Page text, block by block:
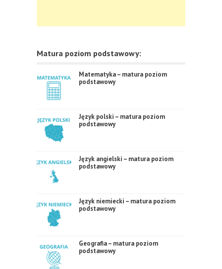
Matura poziom podstawowy:
Matematyka – matura poziom
podstawowy
Język polski – matura poziom
podstawowy
Język angielski – matura poziom
podstawowy
Język niemiecki – matura poziom
podstawowy
Geografia – matura poziom
podstawowy